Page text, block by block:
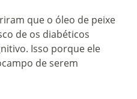
que o óleo de peixe
de os diabéticos
Isso porque ele
de serem